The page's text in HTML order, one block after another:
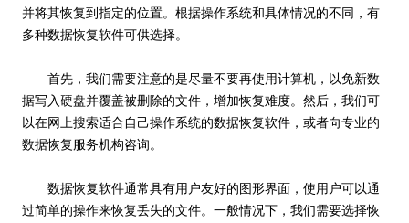
并将其恢复到指定的位置。根据操作系统和具体情况的不同，有
多种数据恢复软件可供选择。
首先，我们需要注意的是尽量不要再使用计算机，以免新数
据写入硬盘并覆盖被删除的文件，增加恢复难度。然后，我们可
以在网上搜索适合自己操作系统的数据恢复软件，或者向专业的
数据恢复服务机构咨询。
数据恢复软件通常具有用户友好的图形界面，使用户可以通
过简单的操作来恢复丢失的文件。一般情况下，我们需要选择恢